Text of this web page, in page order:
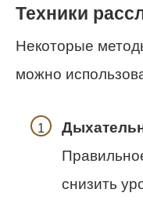
Техники
Некоторые
можно
снизить